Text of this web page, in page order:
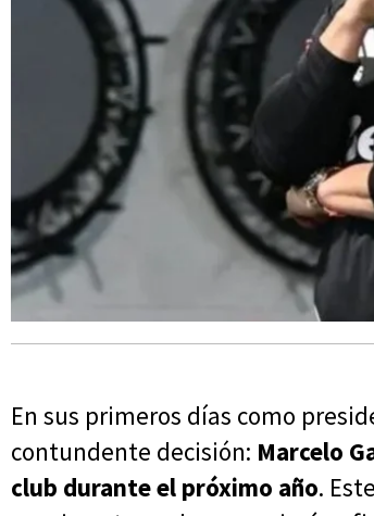
En sus primeros días como
contundente decisión: Marcelo
club durante el próximo año.